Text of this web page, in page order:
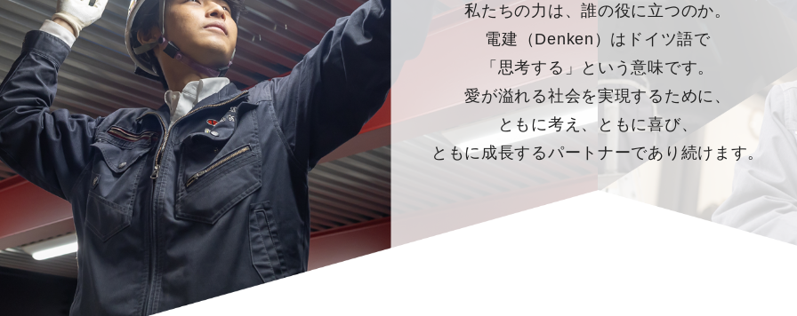
私たちの力は、誰の役に立つのか。
電建（Denken）はドイツ語で
「思考する」という意味です。
愛が溢れる社会を実現するために、
ともに考え、ともに喜び、
ともに成長するパートナーであり続けます。